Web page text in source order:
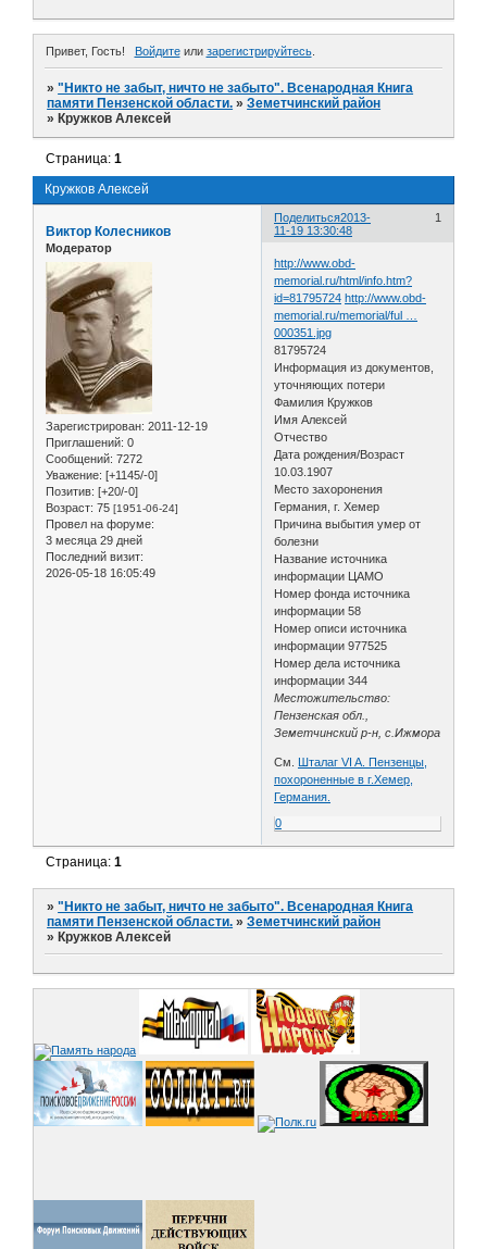
Привет, Гость! Войдитеили зарегистрируйтесь.
»"Никто не забыт, ничто не забыто". Всенародная Книга
памяти Пензенской области. »Земетчинский район
» Кружков Алексей
Кружков Алексей
Страница:1
Поделиться 1
2013-
11-19 13:30:48
Виктор Колесников
Модератор
Зарегистрирован: 2011-12-19
Приглашений: 0
Сообщений: 7272
Уважение: [+1145/-0]
Позитив: [+20/-0]
Возраст: 75 [1951-06-24]
Провел на форуме:
3 месяца 29 дней
Последний визит:
2026-05-18 16:05:49
http://www.obd-
memorial.ru/html/info.htm?
id=81795724 http://www.obd-
memorial.ru/memorial/ful …
000351.jpg
81795724
Информация из документов,
уточняющих потери
Фамилия Кружков
Имя Алексей
Отчество
Дата рождения/Возраст
10.03.1907
Место захоронения
Германия, г. Хемер
Причина выбытия умер от
болезни
Название источника
информации ЦАМО
Номер фонда источника
информации 58
Номер описи источника
информации 977525
Номер дела источника
информации 344
Местожительство:
Пензенская обл.,
Земетчинский р-н, с.Ижмора
См. Шталаг VI A. Пензенцы,
похороненные в г.Хемер,
Германия.
0
Страница:1
»"Никто не забыт, ничто не забыто". Всенародная Книга
памяти Пензенской области. »Земетчинский район
» Кружков Алексей